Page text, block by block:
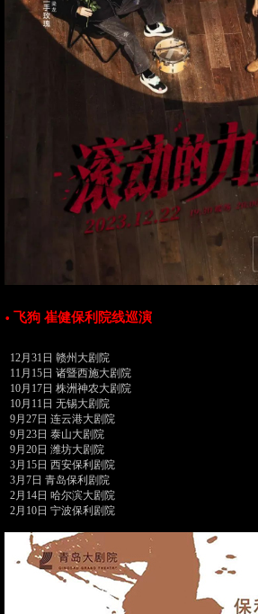
• 飞狗 崔健保利院线巡演
12月31日 赣州大剧院
11月15日 诸暨西施大剧院
10月17日 株洲神农大剧院
10月11日 无锡大剧院
9月27日 连云港大剧院
9月23日 泰山大剧院
9月20日 潍坊大剧院
3月15日 西安保利剧院
3月7日 青岛保利剧院
2月14日 哈尔滨大剧院
2月10日 宁波保利剧院